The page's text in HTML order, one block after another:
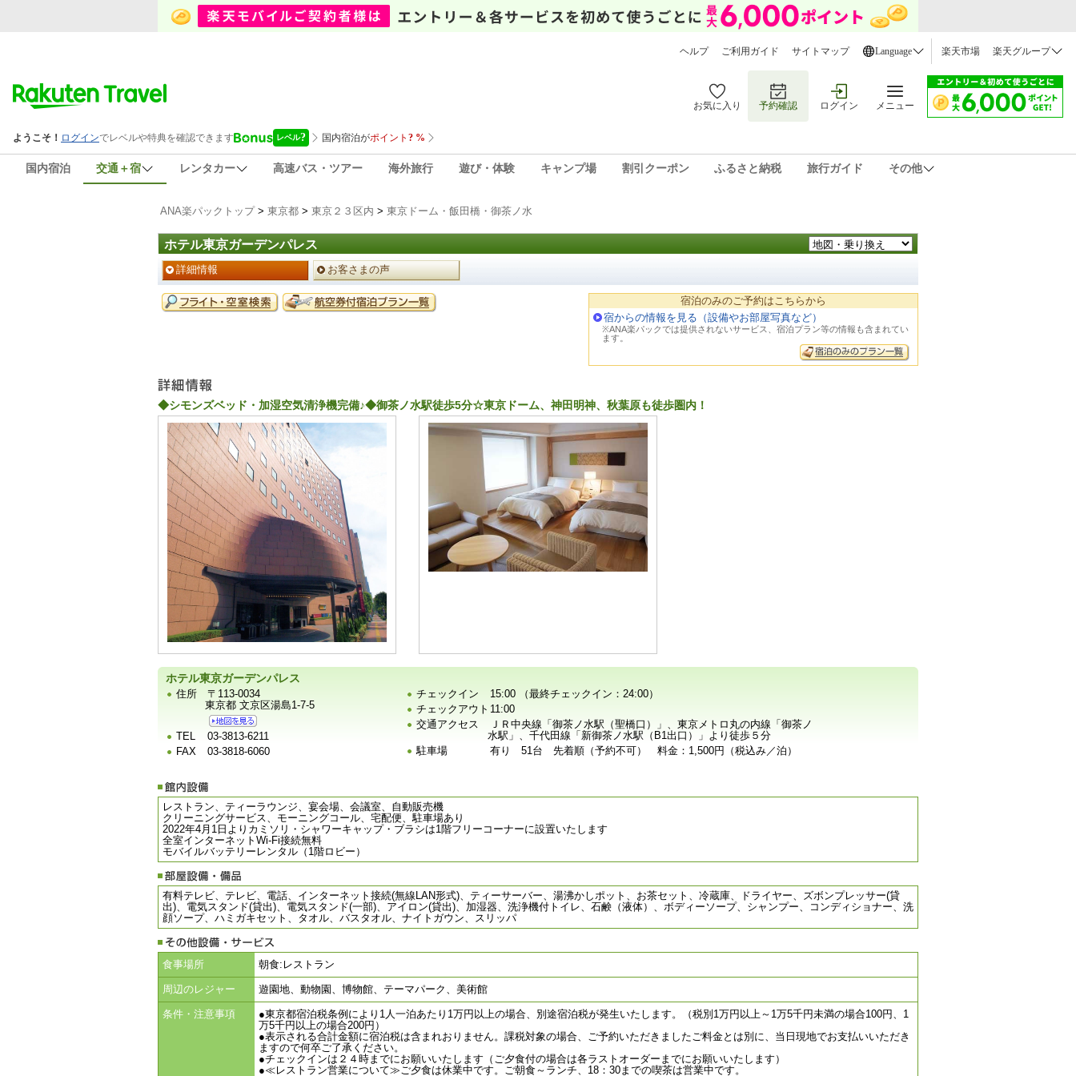
ヘルプ ご利用ガイド サイトマップ Language 楽天市場 楽天グループ
お気に入り 予約確認 ログイン メニュー
国内宿泊 交通＋宿 レンタカー 高速バス・ツアー 海外旅行 遊び・体験 キャンプ場 割引クーポン ふるさと納税 旅行ガイド その他
ANA楽パックトップ> 東京都 > 東京２３区内 > 東京ドーム・飯田橋・御茶ノ水
ホテル東京ガーデンパレス
ペ
ー
ジ
メ
ニ
詳細情報 お客さまの声
予
約
宿泊のみのご予約はこちらから
宿からの情報を見る（設備やお部屋写真など）
※ANA楽パックでは提供されないサービス、宿泊プラン等の情報も含まれてい
ます。
◆シモンズベッド・加湿空気清浄機完備♪◆御茶ノ水駅徒歩5分☆東京ドーム、神田明神、秋葉原も徒歩圏内！
宿
泊
施
設
の
写
真
ホテル東京ガーデンパレス
住所
〒113-0034
東京都 文京区湯島1-7-5
TEL
03-3813-6211
FAX
03-3818-6060
チェックイン
15:00 （最終チェックイン：24:00）
チェックアウト 11:00
交通アクセス
ＪＲ中央線「御茶ノ水駅（聖橋口）」、東京メトロ丸の内線「御茶ノ
水駅」、千代田線「新御茶ノ水駅（B1出口）」より徒歩５分
駐車場
有り 51台 先着順（予約不可） 料金：1,500円（税込み／泊）
レストラン、ティーラウンジ、宴会場、会議室、自動販売機
クリーニングサービス、モーニングコール、宅配便、駐車場あり
2022年4月1日よりカミソリ・シャワーキャップ・ブラシは1階フリーコーナーに設置いたします
全室インターネットWi-Fi接続無料
モバイルバッテリーレンタル（1階ロビー）
有料テレビ、テレビ、電話、インターネット接続(無線LAN形式)、ティーサーバー、湯沸かしポット、お茶セット、冷蔵庫、ドライヤー、ズボンプレッサー(貸
出)、電気スタンド(貸出)、電気スタンド(一部)、アイロン(貸出)、加湿器、洗浄機付トイレ、石鹸（液体）、ボディーソープ、シャンプー、コンディショナー、洗
顔ソープ、ハミガキセット、タオル、バスタオル、ナイトガウン、スリッパ
食事場所 朝食:レストラン
周辺のレジャー 遊園地、動物園、博物館、テーマパーク、美術館
条件・注意事項
●東京都宿泊税条例により1人一泊あたり1万円以上の場合、別途宿泊税が発生いたします。（税別1万円以上～1万5千円未満の場合100円、1
万5千円以上の場合200円）
●表示される合計金額に宿泊税は含まれおりません。課税対象の場合、ご予約いただきましたご料金とは別に、当日現地でお支払いいただき
ますので何卒ご了承ください。
●チェックインは２４時までにお願いいたします（ご夕食付の場合は各ラストオーダーまでにお願いいたします）
●≪レストラン営業について≫ご夕食は休業中です。ご朝食～ランチ、18：30までの喫茶は営業中です。